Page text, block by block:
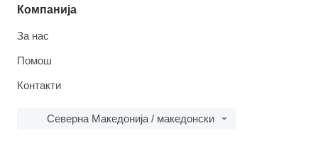
Компанија
За нас
Помош
Контакти
Северна Македонија / македонски